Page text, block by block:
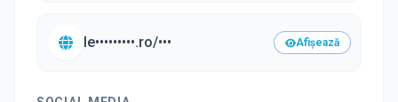
le•••••••••.ro/••• Afișează